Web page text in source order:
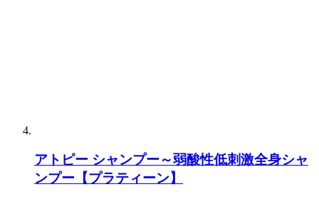
アトピー シャンプー～弱酸性低刺激全身シャ
ンプー【プラティーン】